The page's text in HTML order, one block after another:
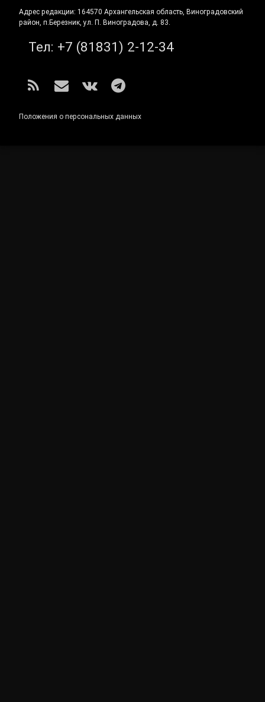
Адрес редакции: 164570 Архангельская область, Виноградовский
район, п.Березник, ул. П. Виноградова, д. 83.
Тел: +7 (81831) 2-12-34
RSS E-mailВКонтакте
Telegram
Положения о персональных данных